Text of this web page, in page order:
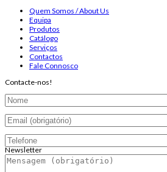
Quem Somos / About Us
Equipa
Produtos
Catálogo
Serviços
Contactos
Fale Connosco
Contacte-nos!
Newsletter
Endereço de email: